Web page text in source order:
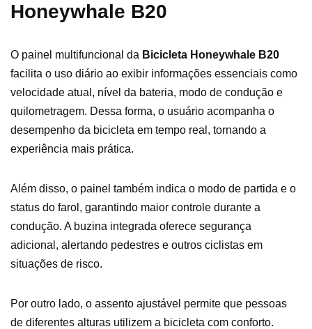
Honeywhale B20
O painel multifuncional da Bicicleta Honeywhale B20
facilita o uso diário ao exibir informações essenciais como
velocidade atual, nível da bateria, modo de condução e
quilometragem. Dessa forma, o usuário acompanha o
desempenho da bicicleta em tempo real, tornando a
experiência mais prática.
Além disso, o painel também indica o modo de partida e o
status do farol, garantindo maior controle durante a
condução. A buzina integrada oferece segurança
adicional, alertando pedestres e outros ciclistas em
situações de risco.
Por outro lado, o assento ajustável permite que pessoas
de diferentes alturas utilizem a bicicleta com conforto.